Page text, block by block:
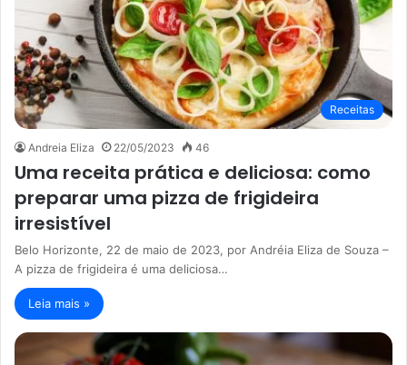
Receitas
Andreia Eliza 22/05/2023 46
Uma receita prática e deliciosa: como
preparar uma pizza de frigideira
irresistível
Belo Horizonte, 22 de maio de 2023, por Andréia Eliza de Souza –
A pizza de frigideira é uma deliciosa…
Leia mais »